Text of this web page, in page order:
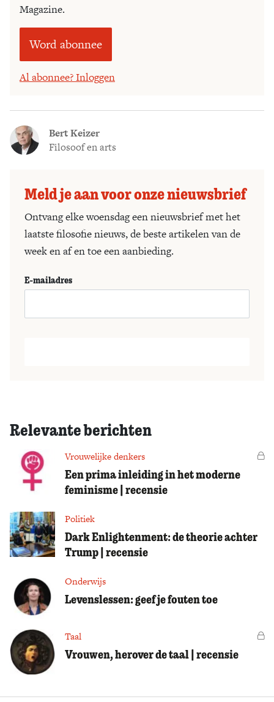
Magazine.
Word abonnee
Al abonnee? Inloggen
Bert Keizer
Filosoof en arts
Meld je aan voor onze nieuwsbrief
Ontvang elke woensdag een nieuwsbrief met het
laatste filosofie nieuws, de beste artikelen van de
week en af en toe een aanbieding.
E-mailadres
Relevante berichten
Vrouwelijke denkers
Een prima inleiding in het moderne
feminisme | recensie
Politiek
Dark Enlightenment: de theorie achter
Trump | recensie
Onderwijs
Levenslessen: geef je fouten toe
Taal
Vrouwen, herover de taal | recensie